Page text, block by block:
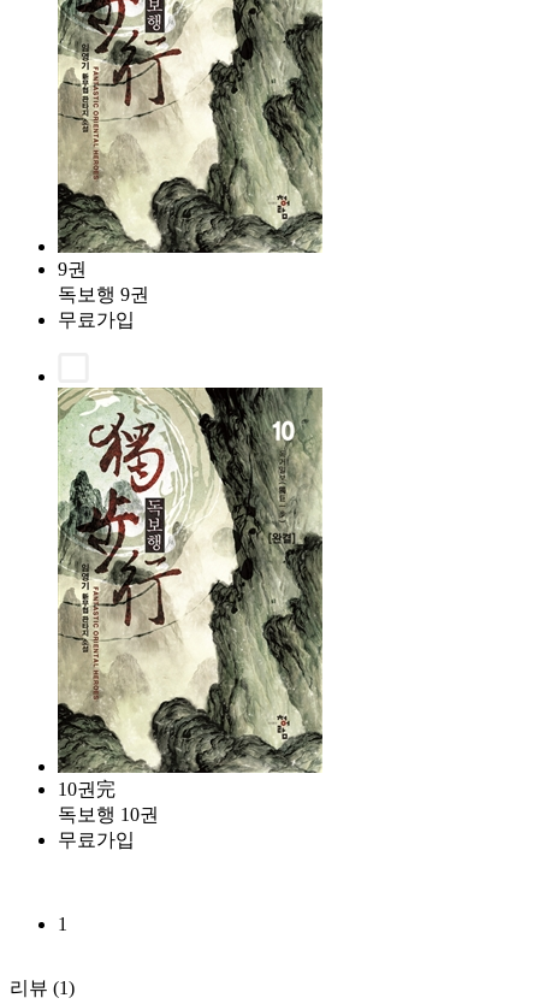
9권
독보행 9권
무료가입
10권完
독보행 10권
무료가입
1
리뷰 (1)